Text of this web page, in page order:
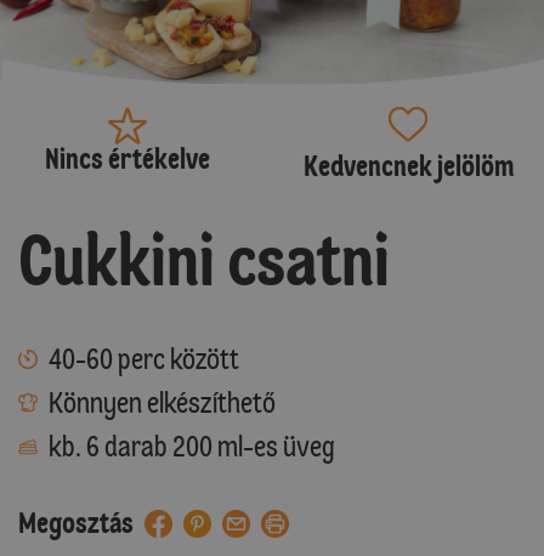
Nincs értékelve Kedvencnek jelölöm
Cukkini csatni
40-60 perc között
Könnyen elkészíthető
kb. 6 darab 200 ml-es üveg
Megosztás